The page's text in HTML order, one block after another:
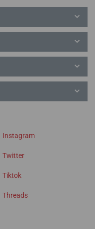
Instagram
Twitter
Tiktok
Threads